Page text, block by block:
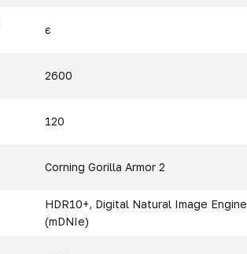
є
2600
120
Corning Gorilla Armor 2
HDR10+, Digital Natural Image Engine
(mDNIe)